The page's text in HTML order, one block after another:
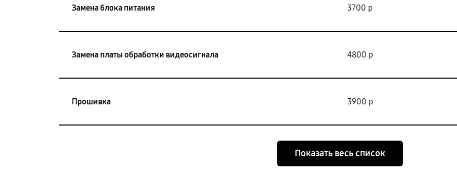
Замена блока питания 3700 р
Замена платы обработки видеосигнала 4800 р
Прошивка 3900 р
Показать весь список